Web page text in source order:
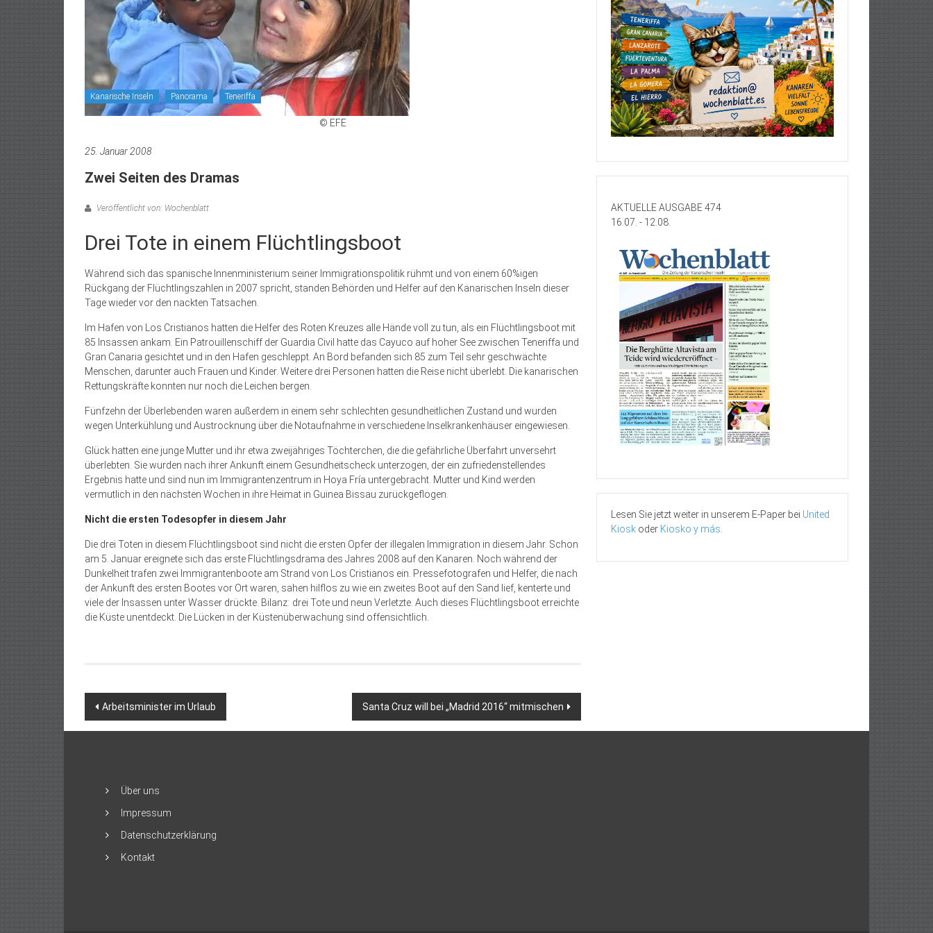
Kanarische Inseln Panorama Teneriffa
© EFE
25. Januar 2008
Zwei Seiten des Dramas
Veröffentlicht von: Wochenblatt
Drei Tote in einem Flüchtlingsboot
Während sich das spanische Innenministerium seiner Immigrationspolitik rühmt und von einem 60%igen
Rückgang der Flüchtlingszahlen in 2007 spricht, standen Behörden und Helfer auf den Kanarischen Inseln dieser
Tage wieder vor den nackten Tatsachen.
Im Hafen von Los Cristianos hatten die Helfer des Roten Kreuzes alle Hände voll zu tun, als ein Flüchtlingsboot mit
85 Insassen ankam. Ein Patrouillenschiff der Guardia Civil hatte das Cayuco auf hoher See zwischen Teneriffa und
Gran Canaria gesichtet und in den Hafen geschleppt. An Bord befanden sich 85 zum Teil sehr geschwächte
Menschen, darunter auch Frauen und Kinder. Weitere drei Personen hatten die Reise nicht überlebt. Die kanarischen
Rettungskräfte konnten nur noch die Leichen bergen.
Fünfzehn der Überlebenden waren außerdem in einem sehr schlechten gesundheitlichen Zustand und wurden
wegen Unterkühlung und Austrocknung über die Notaufnahme in verschiedene Inselkrankenhäuser eingewiesen.
Glück hatten eine junge Mut­ter und ihr etwa zweijähriges Töchterchen, die die gefährliche Überfahrt unversehrt
überlebten. Sie wurden nach ihrer Ankunft einem Gesundheits­check unterzogen, der ein zufriedenstellendes
Ergebnis hatte und sind nun im Immigrantenzentrum in Hoya Fría untergebracht. Mutter und Kind werden
vermutlich in den nächsten Wochen in ihre Heimat in Guinea Bissau zurückgeflogen.
Nicht die ersten Todesopfer in diesem Jahr
Die drei Toten in diesem Flüchtlingsboot sind nicht die ersten Opfer der illegalen Immigration in diesem Jahr. Schon
am 5. Januar ereignete sich das erste Flüchtlingsdrama des Jahres 2008 auf den Kanaren. Noch während der
Dunkelheit trafen zwei Immigrantenboote am Strand von Los Cristianos ein. Pressefotografen und Helfer, die nach
der Ankunft des ersten Bootes vor Ort waren, sahen hilflos zu wie ein zweites Boot auf den Sand lief, kenterte und
viele der Insassen unter Wasser drückte. Bilanz: drei Tote und neun Verletzte. Auch dieses Flüchtlingsboot erreichte
die Küste unentdeckt. Die Lücken in der Küstenüberwachung sind offensichtlich.
Beitragsnavigation
Arbeitsminister im Urlaub Santa Cruz will bei „Madrid 2016“ mitmischen
AKTUELLE AUSGABE 474
16.07. - 12.08.
Lesen Sie jetzt weiter in unserem E-Paper bei United
Kiosk oder Kiosko y más
Über uns
Impressum
Datenschutzerklärung
Kontakt